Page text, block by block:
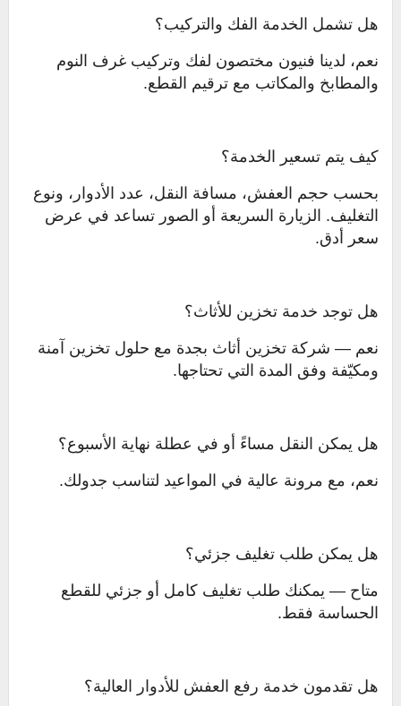
هل تشمل الخدمة الفك والتركيب؟
نعم، لدينا فنيون مختصون لفك وتركيب غرف النوم
والمطابخ والمكاتب مع ترقيم القطع.
كيف يتم تسعير الخدمة؟
بحسب حجم العفش، مسافة النقل، عدد الأدوار، ونوع
التغليف. الزيارة السريعة أو الصور تساعد في عرض
سعر أدق.
هل توجد خدمة تخزين للأثاث؟
نعم — شركة تخزين أثاث بجدة مع حلول تخزين آمنة
ومكيّفة وفق المدة التي تحتاجها.
هل يمكن النقل مساءً أو في عطلة نهاية الأسبوع؟
نعم، مع مرونة عالية في المواعيد لتناسب جدولك.
هل يمكن طلب تغليف جزئي؟
متاح — يمكنك طلب تغليف كامل أو جزئي للقطع
الحساسة فقط.
هل تقدمون خدمة رفع العفش للأدوار العالية؟